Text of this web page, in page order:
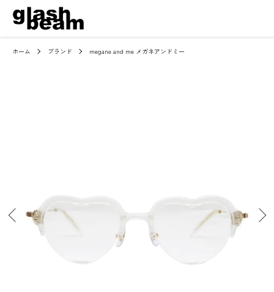
ホーム ブランド megane and me メガネアンドミー